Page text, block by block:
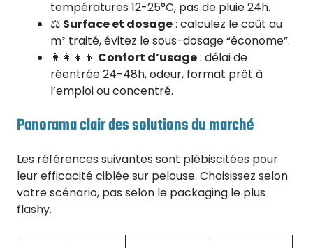
températures 12-25°C, pas de pluie 24h.
⚖️ Surface et dosage: calculez le coût au
m² traité, évitez le sous-dosage “économe”.
👨‍👩‍👧‍👦 Confort d’usage: délai de
réentrée 24-48h, odeur, format prêt à
l’emploi ou concentré.
Panorama clair des solutions du marché
Les références suivantes sont plébiscitées pour
leur efficacité ciblée sur pelouse. Choisissez selon
votre scénario, pas selon le packaging le plus
flashy.